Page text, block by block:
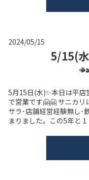
2024/05/15
5/15(
5月15日(水)✨本日は平
で営業です🤗🤗 サニカ
サラ･店舗経営経験無し･
まりました。この5年と